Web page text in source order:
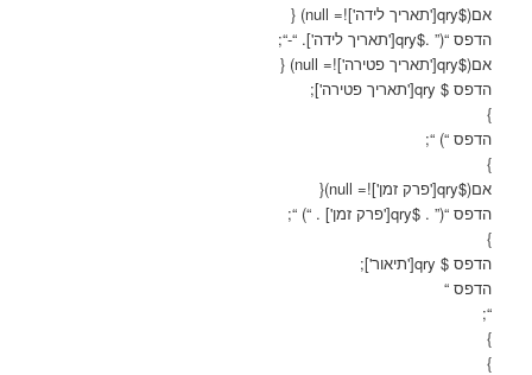
אם($qry['תאריך לידה']!= null) {
הדפס “(” .$qry['תאריך לידה']. “-“;
אם($qry['תאריך פטירה']!= null) {
הדפס $ qry['תאריך פטירה'];
}
הדפס “) “;
}
אם($qry['פרק זמן']!= null){
הדפס “(” . $qry['פרק זמן'] . “) “;
}
הדפס $ qry['תיאור'];
הדפס “
“;
}
}